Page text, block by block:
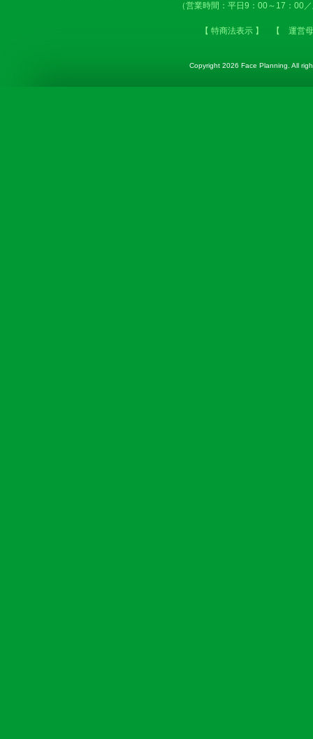
（営業時間：平日9：00～17：00
【 特商法表示 】 【 運営
Copyright 2026 Face Planning. All